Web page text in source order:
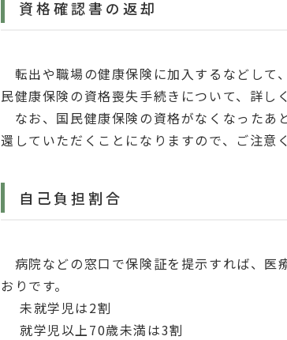
資格確認書の返却
転出や職場の健康保険に加入するなどして
民健康保険の資格喪失手続きについて、詳し
なお、国民健康保険の資格がなくなったあ
還していただくことになりますので、ご注意
自己負担割合
病院などの窓口で保険証を提示すれば、医
おりです。
未就学児は2割
就学児以上70歳未満は3割